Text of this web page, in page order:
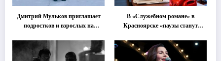
Дмитрий Мульков приглашает
подростков и взрослых на
В «Служебном романе» в
Красноярске «паузы станут